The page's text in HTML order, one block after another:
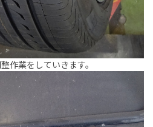
作業をしていきます。